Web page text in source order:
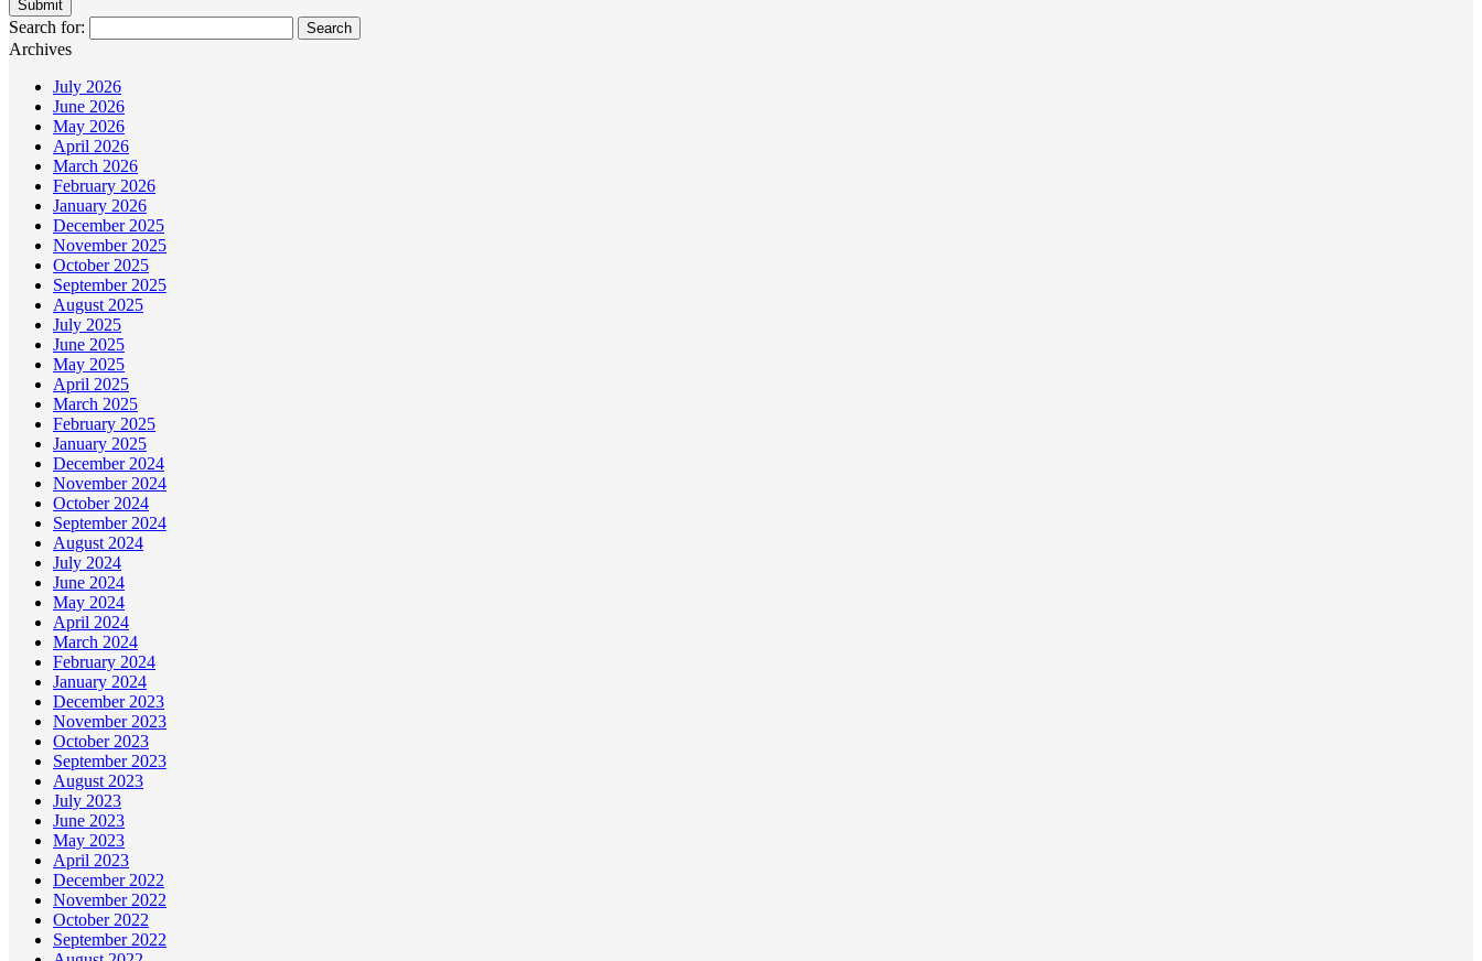
Search for:
Archives
July 2026
June 2026
May 2026
April 2026
March 2026
February 2026
January 2026
December 2025
November 2025
October 2025
September 2025
August 2025
July 2025
June 2025
May 2025
April 2025
March 2025
February 2025
January 2025
December 2024
November 2024
October 2024
September 2024
August 2024
July 2024
June 2024
May 2024
April 2024
March 2024
February 2024
January 2024
December 2023
November 2023
October 2023
September 2023
August 2023
July 2023
June 2023
May 2023
April 2023
December 2022
November 2022
October 2022
September 2022